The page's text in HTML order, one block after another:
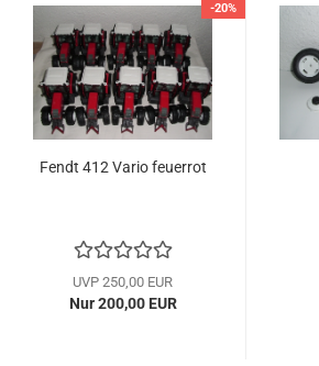
-20%
Fendt 412 Vario feuerrot
UVP 250,00 EUR
Nur 200,00 EUR